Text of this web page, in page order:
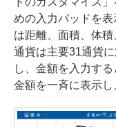
めの入力パッドを
は距離、面積、体積
通貨は主要31通貨
し、金額を入力す
金額を一斉に表示し